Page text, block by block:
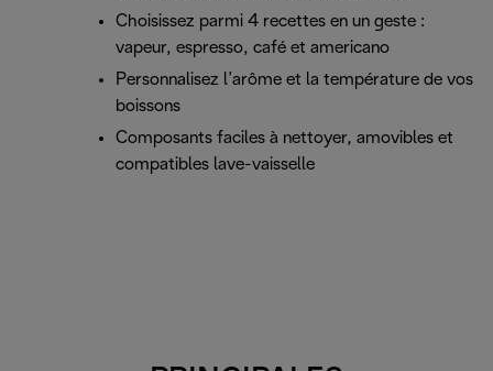
Choisissez parmi 4 recettes en un geste :
vapeur, espresso, café et americano
Personnalisez l’arôme et la température de vos
boissons
Composants faciles à nettoyer, amovibles et
compatibles lave-vaisselle